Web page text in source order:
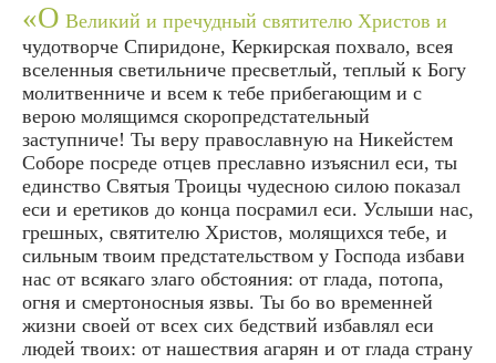
«О Великий и пречудный святителю Христов и
чудотворче Спиридоне, Керкирская похвало, всея
вселенныя светильниче пресветлый, теплый к Богу
молитвенниче и всем к тебе прибегающим и с
верою молящимся скоропредстательный
заступниче! Ты веру православную на Никейстем
Соборе посреде отцев преславно изъяснил еси, ты
единство Святыя Троицы чудесною силою показал
еси и еретиков до конца посрамил еси. Услыши нас,
грешных, святителю Христов, молящихся тебе, и
сильным твоим предстательством у Господа избави
нас от всякаго злаго обстояния: от глада, потопа,
огня и смертоносныя язвы. Ты бо во временней
жизни своей от всех сих бедствий избавлял еси
людей твоих: от нашествия агарян и от глада страну